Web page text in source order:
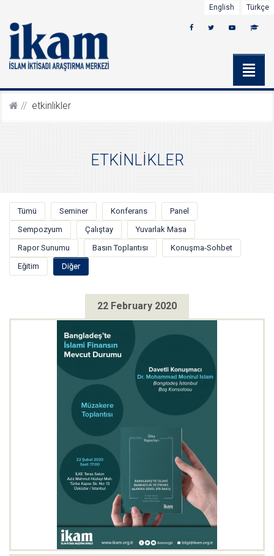
English Türkçe
etki̇nli̇kler
ETKİNLİKLER
Tümü Seminer Konferans
Panel
Sempozyum
Çalıştay
Yuvarlak Masa
Rapor Sunumu
Basın Toplantısı
Konuşma-Sohbet
Eğitim
Diğer
22 February 2020